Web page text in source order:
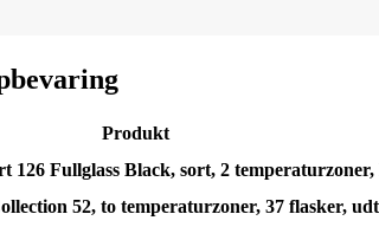
Produkt
126 Fullglass Black, sort, 2
52, to temperaturzoner, 37 flasker,